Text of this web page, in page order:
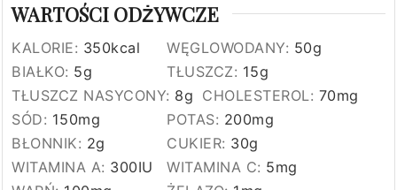
WARTOŚCI ODŻYWCZE
KALORIE: 350kcal WĘGLOWODANY: 50g
BIAŁKO: 5g TŁUSZCZ: 15g
TŁUSZCZ NASYCONY: 8g CHOLESTEROL: 70mg
SÓD: 150mg POTAS: 200mg
BŁONNIK: 2g CUKIER: 30g
WITAMINA A: 300IU WITAMINA C: 5mg